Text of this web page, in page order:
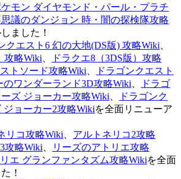
ケモン ダイヤモンド・パール・プラチ
議のダンジョン 時・闇の探検隊攻略
ました！
クエスト6 幻の大地(DS版) 攻略Wiki
攻略Wiki
ドラクエ8（3DS版）攻略
トソード攻略Wiki
ドラゴンクエスト
のワンダーランド3D攻略Wiki
ドラゴ
ズ ジョーカー攻略Wiki
ドラゴンク
ョーカー2攻略Wikiを全面リニューア
リコ攻略Wiki
アルトネリコ2攻略
攻略Wiki
リーズのアトリエ攻略
エ グランファンタズム攻略Wikiを全面
！